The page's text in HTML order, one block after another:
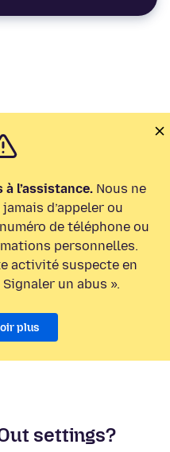
l’assistance. Nous ne
d’appeler ou
de téléphone ou
personnelles.
activité suspecte en
un abus ».
plus
settings?